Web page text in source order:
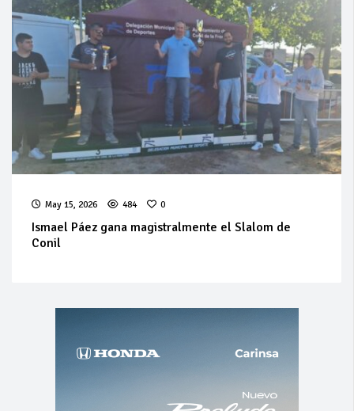
May 15, 2026 484 0
Ismael Páez gana magistralmente el Slalom de
Conil